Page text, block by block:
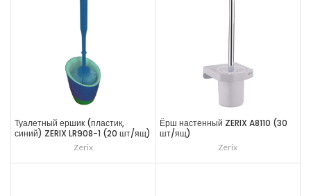
Туалетный ершик (пластик,
синий) ZERIX LR908-1 (20 шт/ящ)
Zerix
Ёрш настенный ZERIX A8110 (30
шт/ящ)
Zerix